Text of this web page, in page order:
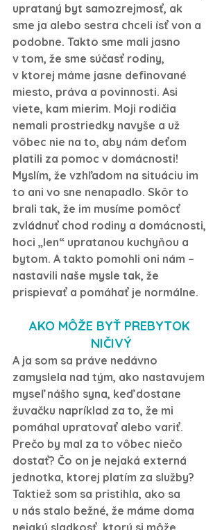
uprataný byt samozrejmosť, ak
sme ja alebo sestra chceli ísť von a
podobne. Takto sme mali jasno
v tom, že sme súčasť rodiny,
v ktorej máme jasne definované
miesto, práva a povinnosti. Asi
viete, kam mierim. Moji rodičia
nemali prostriedky navyše a už
vôbec nie na to, aby nám deťom
platili za pomoc v domácnosti!
Myslím, že vzhľadom na situáciu im
to ani vo sne nenapadlo. Skôr to
brali tak, že im musíme pomôcť
zvládnuť chod rodiny a domácnosti,
hoci „len“ upratanou kuchyňou a
bytom. A takto pomohli oni nám –
nastavili naše mysle tak, že
prispievať a pomáhať je normálne.
AKO MÔŽE BYŤ PREBYTOK
NIČIVÝ
A ja som sa práve nedávno
zamyslela nad tým, ako nastavujem
myseľ nášho syna, keď dostane
žuvačku napríklad za to, že mi
pomáhal upratovať alebo variť.
Prečo by mal za to vôbec niečo
dostať? Čo on je nejaká externá
jednotka, ktorej platím za služby?
Taktiež som sa pristihla, ako sa
u nás stalo bežné, že máme doma